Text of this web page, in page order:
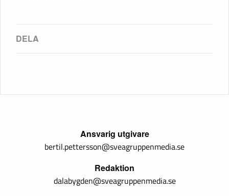
Ansvarig utgivare
bertil.pettersson@sveagruppenmedia.se
Redaktion
dalabygden@sveagruppenmedia.se